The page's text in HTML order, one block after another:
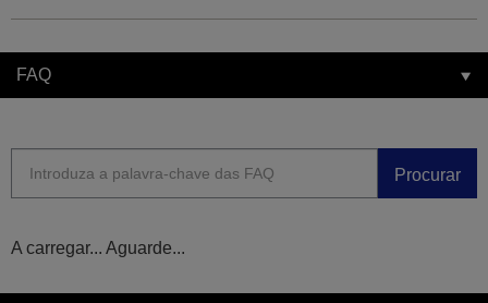
FAQ
Procurar
A carregar... Aguarde...